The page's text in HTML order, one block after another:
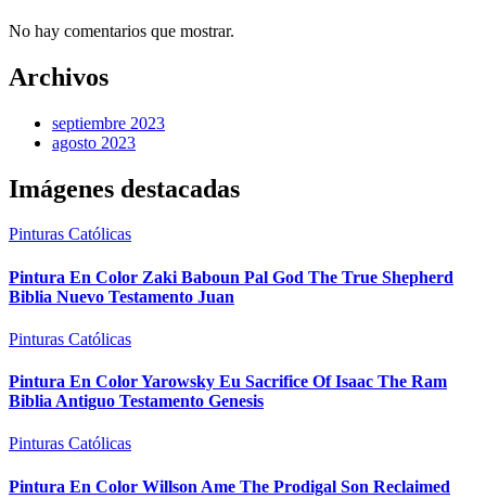
No hay comentarios que mostrar.
Archivos
septiembre 2023
agosto 2023
Imágenes destacadas
Pinturas Católicas
Pintura En Color Zaki Baboun Pal God The True Shepherd
Biblia Nuevo Testamento Juan
Pinturas Católicas
Pintura En Color Yarowsky Eu Sacrifice Of Isaac The Ram
Biblia Antiguo Testamento Genesis
Pinturas Católicas
Pintura En Color Willson Ame The Prodigal Son Reclaimed